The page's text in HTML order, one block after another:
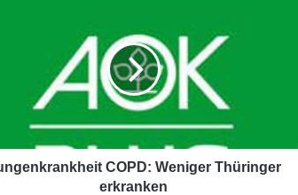
COPD: Weniger Thüringer
erkranken